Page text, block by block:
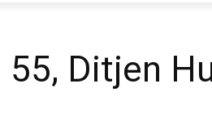
55, Ditjen